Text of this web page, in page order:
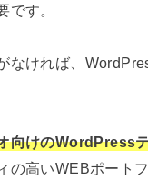
です。
なければ、
向けのWordPress
の高いWEBポート